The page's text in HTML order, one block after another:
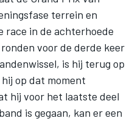
terrein en
race in de achterhoede
voor de derde keer
is hij terug op
op dat moment
hij voor het laatste deel
is gegaan, kan er een